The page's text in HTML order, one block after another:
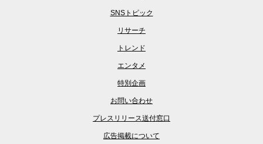
SNSトピック
リサーチ
トレンド
エンタメ
特別企画
お問い合わせ
プレスリリース送付窓口
広告掲載について